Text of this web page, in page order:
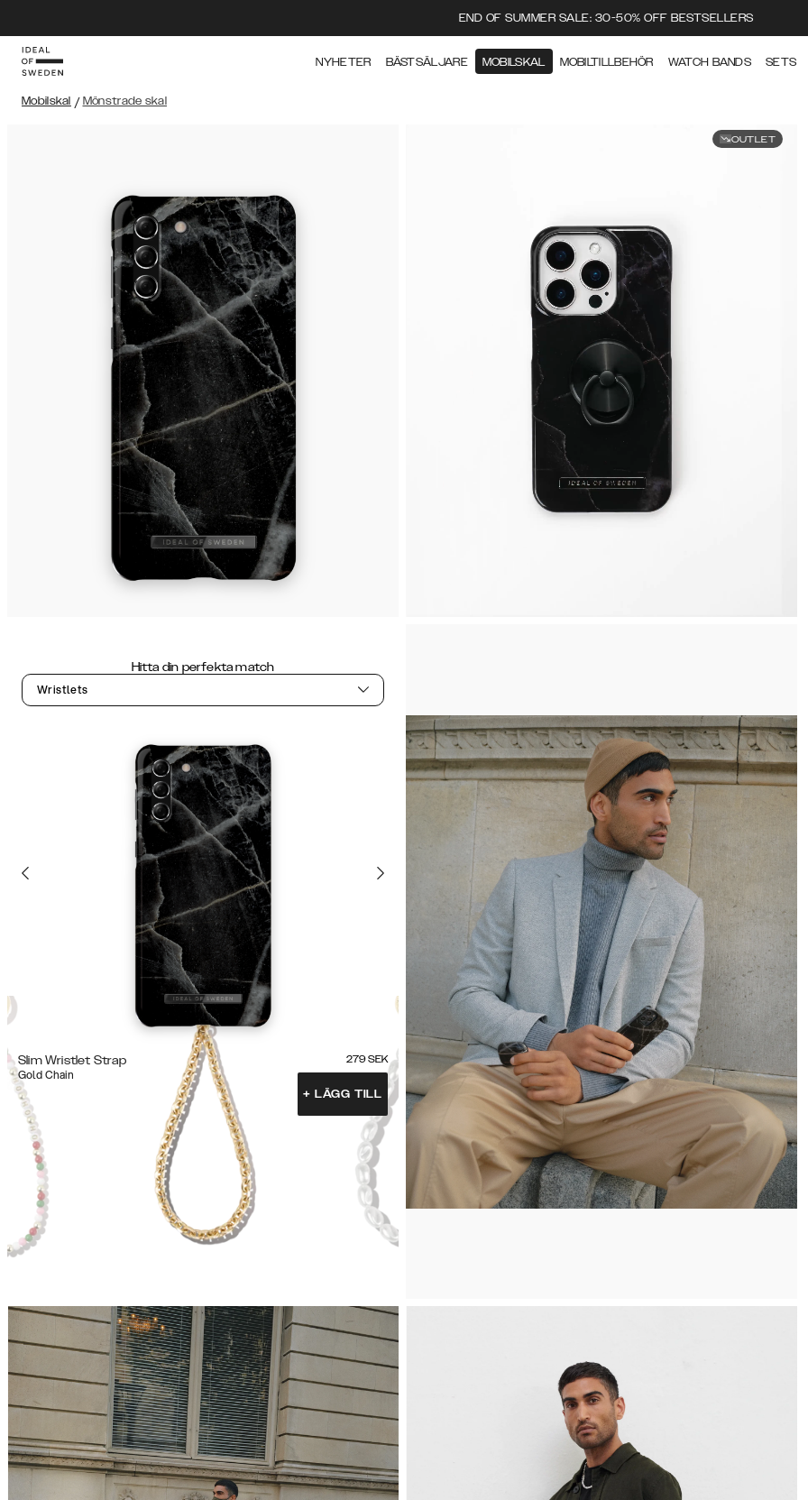
END OF SUMMER SALE: 30-50% OFF BESTSELLERS
NYHETER BÄSTSÄLJARE MOBILSKAL MOBILTILLBEHÖR WATCH BANDS SETS
Mobilskal / Mönstrade skal
OUTLET
Hitta din perfekta match
Wristlets
Slim Wristlet Strap
Gold Chain
279 SEK
+ LÄGG TILL